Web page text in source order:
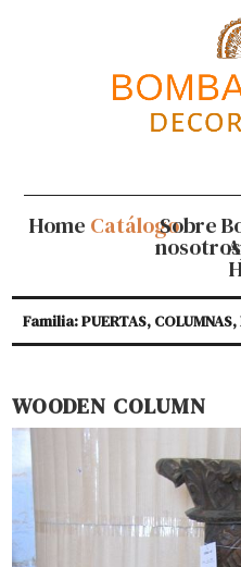
Home CatálogoSobre
nosotros
Familia: PUERTAS, COLUMNAS,
WOODEN COLUMN